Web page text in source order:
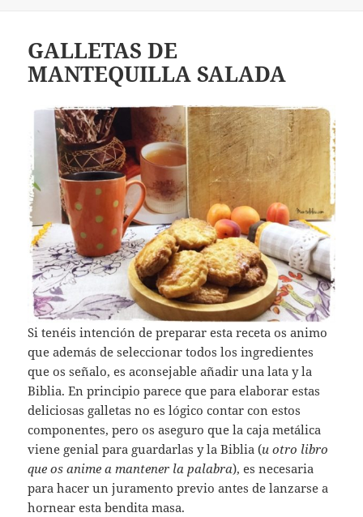
GALLETAS DE
MANTEQUILLA SALADA
Si tenéis intención de preparar esta receta os animo
que además de seleccionar todos los ingredientes
que os señalo, es aconsejable añadir una lata y la
Biblia. En principio parece que para elaborar estas
deliciosas galletas no es lógico contar con estos
componentes, pero os aseguro que la caja metálica
viene genial para guardarlas y la Biblia (u otro libro
que os anime a mantener la palabra), es necesaria
para hacer un juramento previo antes de lanzarse a
hornear esta bendita masa.